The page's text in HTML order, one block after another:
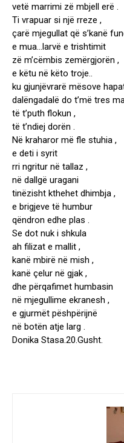
vetë marrimi zë mbjell erë .
Ti vrapuar si një rreze ,
çarë mjegullat që s’kanë
e mua…larvë e trishtimit
zë m’cëmbis zemërgjorën ,
e këtu në këto troje..
ku gjunjëvrarë mësove
dalëngadalë do t’më tres
të t’puth flokun ,
të t’ndiej dorën .
Në kraharor më fle stuhia ,
e deti i syrit
rri ngritur në tallaz ,
në dallgë uragani
tinëzisht kthehet dhimbja ,
e brigjeve të humbur
qëndron edhe plas .
Se dot nuk i shkula
ah filizat e mallit ,
kanë mbirë në mish ,
kanë çelur në gjak ,
dhe përqafimet humbasin
në mjegullime ekranesh ,
e gjurmët pëshpërijnë
në botën atje larg .
Donika Stasa.20.Gusht.